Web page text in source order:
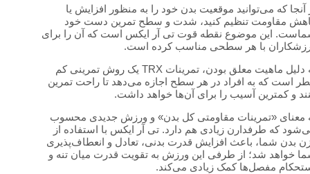
آنجا که می‌توانید موقعیت بدن خود را به منظور افزایش یا
مقاومت تنظیم کنید، شدت و سطح تمرین دست خود
این موضوع نقطه قوت تی آر ایکس است که آن را برای
با هر سطحی مناسب کرده است.
به دلیل ماهیت معلق بودن، تمرینات TRX یک روش تمرینی کم
است که به افراد در هر سطح اجازه می‌دهد تا راحت تمرین
و کمترین آسیب را برای آن‌ها خواهد داشت.
معنای «تمرینات مقاومتی کل بدن» و ورزش جدیدی محسوب
که طرفدارن زیادی هم دارد. تی آر ایکس با استفاده از
بدن شما، باعث افزایش قدرت بدنی، تعادل و انعطاف‌پذیری
خواهد شد؛ از طرفی این ورزش به تقویت قدرت میان تنه و
مفصل‌ها کمک زیادی می‌کند.